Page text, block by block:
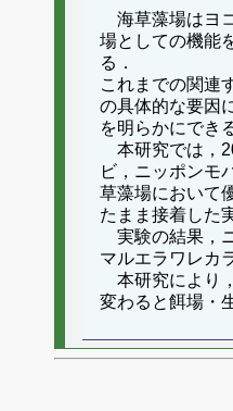
海草藻場はヨ
場としての機能
る．
これまでの関連
の具体的な要因
を明らかにでき
本研究では，
ビ，ニッポンモ
草藻場において
たまま接着した
実験の結果，
マルエラワレカ
本研究により
変わると餌場・